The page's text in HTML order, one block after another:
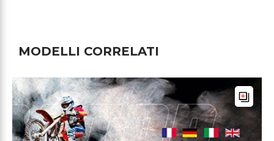
MODELLI CORRELATI